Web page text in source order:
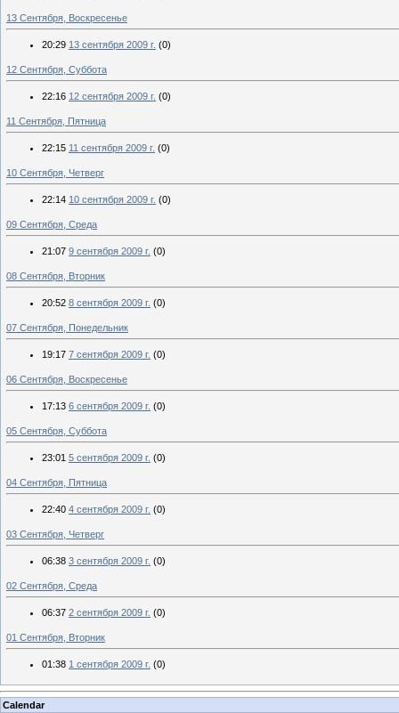
13 Сентября, Воскресенье
20:29 13 сентября 2009 г. (0)
12 Сентября, Суббота
22:16 12 сентября 2009 г. (0)
11 Сентября, Пятница
22:15 11 сентября 2009 г. (0)
10 Сентября, Четверг
22:14 10 сентября 2009 г. (0)
09 Сентября, Среда
21:07 9 сентября 2009 г. (0)
08 Сентября, Вторник
20:52 8 сентября 2009 г. (0)
07 Сентября, Понедельник
19:17 7 сентября 2009 г. (0)
06 Сентября, Воскресенье
17:13 6 сентября 2009 г. (0)
05 Сентября, Суббота
23:01 5 сентября 2009 г. (0)
04 Сентября, Пятница
22:40 4 сентября 2009 г. (0)
03 Сентября, Четверг
06:38 3 сентября 2009 г. (0)
02 Сентября, Среда
06:37 2 сентября 2009 г. (0)
01 Сентября, Вторник
01:38 1 сентября 2009 г. (0)
Calendar